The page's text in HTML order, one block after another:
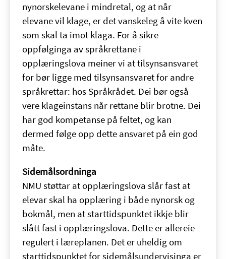
nynorskelevane i mindretal, og at når
elevane vil klage, er det vanskeleg å vite kven
som skal ta imot klaga. For å sikre
oppfølginga av språkrettane i
opplæringslova meiner vi at tilsynsansvaret
for bør ligge med tilsynsansvaret for andre
språkrettar: hos Språkrådet. Dei bør også
vere klageinstans når rettane blir brotne. Dei
har god kompetanse på feltet, og kan
dermed følge opp dette ansvaret på ein god
måte.
Sidemålsordninga
NMU støttar at opplæringslova slår fast at
elevar skal ha opplæring i både nynorsk og
bokmål, men at starttidspunktet ikkje blir
slått fast i opplæringslova. Dette er allereie
regulert i læreplanen. Det er uheldig om
starttidspunktet for sidemålsundervisinga er